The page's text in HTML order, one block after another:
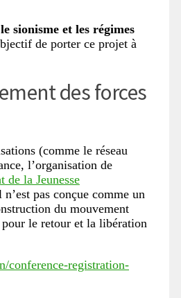
sionisme et les régimes
de porter ce projet à
des forces
(comme le réseau
l’organisation de
de la Jeunesse
pas conçue comme un
du mouvement
le retour et la libération
conference-registration-